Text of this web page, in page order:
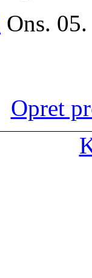
Ons.
Opret